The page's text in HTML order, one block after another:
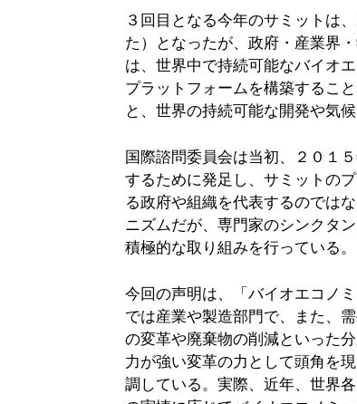
３回目となる今年のサミットは
た）となったが、政府・産業界
は、世界中で持続可能なバイオ
プラットフォームを構築するこ
と、世界の持続可能な開発や気
国際諮問委員会は当初、２０１
するために発足し、サミットの
る政府や組織を代表するのでは
ニズムだが、専門家のシンクタ
積極的な取り組みを行っている。
今回の声明は、「バイオエコノ
では産業や製造部門で、また、
の変革や廃棄物の削減といった
力が強い変革の力として頭角を
調している。実際、近年、世界